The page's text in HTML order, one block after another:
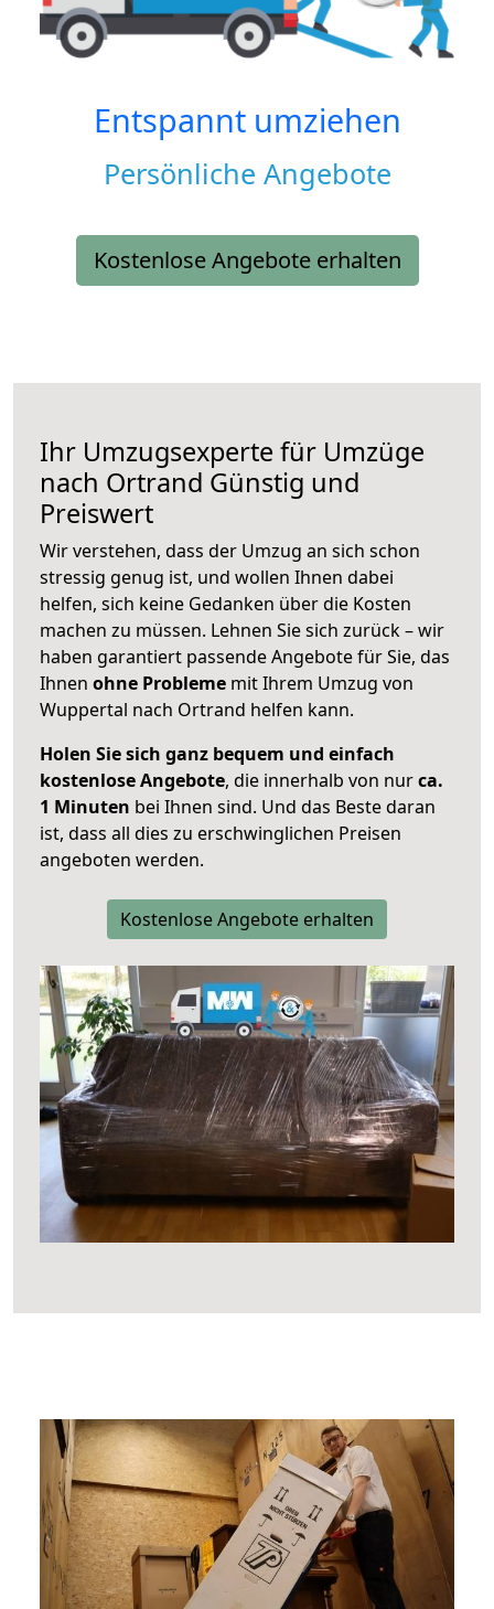
Entspannt umziehen
Persönliche Angebote
Kostenlose Angebote erhalten
Ihr Umzugsexperte für Umzüge
nach Ortrand Günstig und
Preiswert
Wir verstehen, dass der Umzug an sich schon
stressig genug ist, und wollen Ihnen dabei
helfen, sich keine Gedanken über die Kosten
machen zu müssen. Lehnen Sie sich zurück – wir
haben garantiert passende Angebote für Sie, das
Ihnen ohne Probleme mit Ihrem Umzug von
Wuppertal nach Ortrand helfen kann.
Holen Sie sich ganz bequem und einfach
kostenlose Angebote, die innerhalb von nurca.
1 Minuten bei Ihnen sind. Und das Beste daran
ist, dass all dies zu erschwinglichen Preisen
angeboten werden.
Kostenlose Angebote erhalten